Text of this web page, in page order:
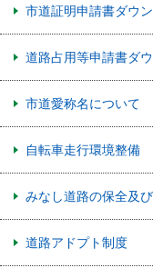
市道証明申請書ダウ
道路占用等申請書ダ
市道愛称名について
自転車走行環境整備
みなし道路の保全及
道路アドプト制度